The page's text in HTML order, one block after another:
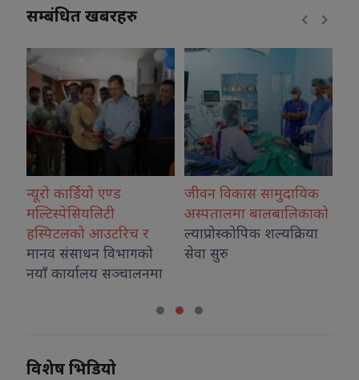
सम्बंधित खबरहरु
जीवन विकास सामुदायिक
अस्पतालमा बालबालिकाको
ल्याप्रोस्कोपिक शल्यक्रिया
सेवा सुरु
कोशीका उत्कृष्ट फोटोग्राफर
नगदसहित सम्मानित
विशेष भिडियो